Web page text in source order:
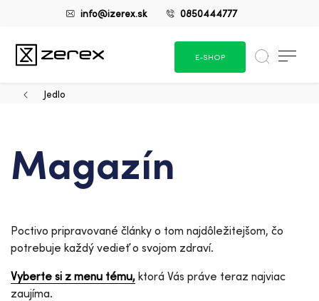
info@izerex.sk 0850444777
E-SHOP
Jedlo
Magazín
Poctivo pripravované články o tom najdôležitejšom, čo
potrebuje každý vedieť o svojom zdraví.
Vyberte si z menu tému, ktorá Vás práve teraz najviac
zaujíma.